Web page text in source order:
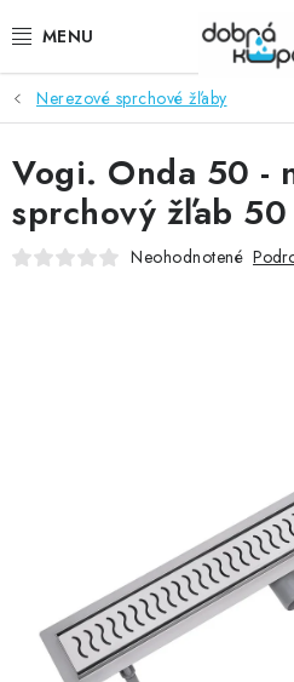
na
SPRCHOVÉ KÚTY
SPRCHOVÉ DVERE
BATÉRIE
PRÍSLUŠENSTVO K
NÁHRADNÉ DIELY
Nerezové sprchové žľaby
Vogi. Onda 50 -
sprchový žľab 50
Neohodnotené